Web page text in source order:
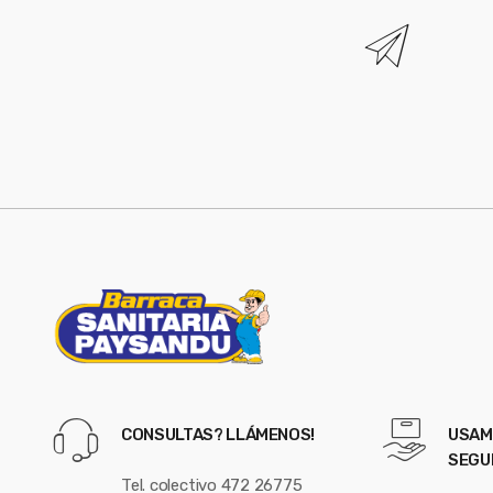
s
CONSULTAS? LLÁMENOS!
Tel. colectivo 472 26775